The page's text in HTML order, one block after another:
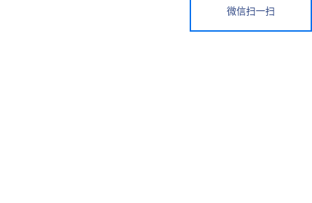
微信扫一扫